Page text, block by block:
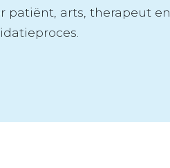
patiënt, arts, therapeut en